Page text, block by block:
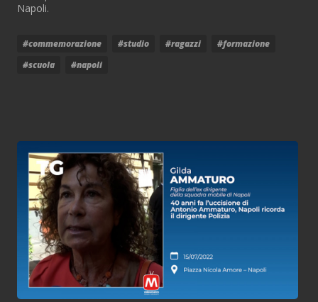
Napoli.
#commemorazione #studio #ragazzi
#formazione
#scuola
#napoli